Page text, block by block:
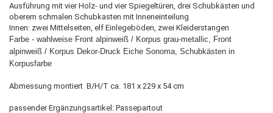
Ausführung mit vier Holz- und vier Spiegeltüren, drei Schubkästen und
oberem schmalen Schubkasten mit Inneneinteilung
Innen: zwei Mittelseiten, elf Einlegeböden, zwei Kleiderstangen
Farbe - wahlweise Front alpinweiß / Korpus grau-metallic, Front
alpinweiß / Korpus Dekor-Druck Eiche Sonoma, Schubkästen in
Korpusfarbe
Abmessung montiert B/H/T ca. 181 x 229 x 54 cm
passender Ergänzungsartikel: Passepartout